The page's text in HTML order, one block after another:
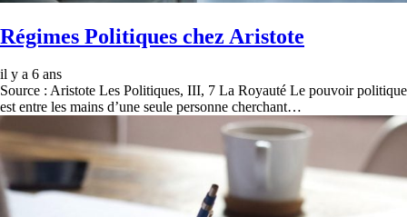
Régimes Politiques chez Aristote
il y a 6 ans
Source : Aristote Les Politiques, III, 7 La Royauté Le pouvoir politique
est entre les mains d’une seule personne cherchant…